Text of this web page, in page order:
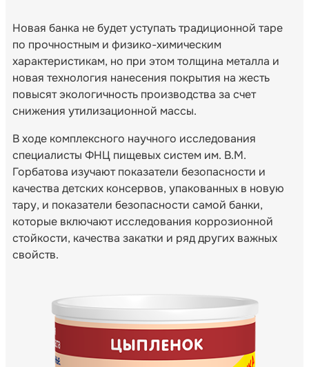
Новая банка не будет уступать традиционной таре
по прочностным и физико-химическим
характеристикам, но при этом толщина металла и
новая технология нанесения покрытия на жесть
повысят экологичность производства за счет
снижения утилизационной массы.
В ходе комплексного научного исследования
специалисты ФНЦ пищевых систем им. В.М.
Горбатова изучают показатели безопасности и
качества детских консервов, упакованных в новую
тару, и показатели безопасности самой банки,
которые включают исследования коррозионной
стойкости, качества закатки и ряд других важных
свойств.